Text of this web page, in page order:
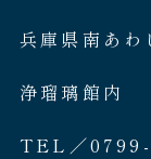
兵庫県南あ
浄瑠璃館内
TEL／